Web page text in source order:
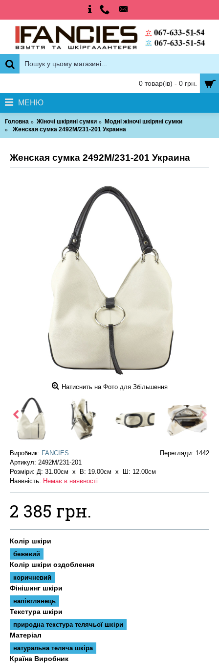
0 товар(ів) - 0 грн.
МЕНЮ
Головна Жіночі шкіряні сумки
Модні жіночі шкіряні сумки
Женская сумка 2492М/231-201 Украина
Женская сумка 2492М/231-201 Украина
Натиснить на Фото для Збільшення
Перегляди: 1442
Виробник: FANCIES
Артикул: 2492М/231-201
Розміри: Д: 31.00см х В: 19.00см x Ш: 12.00см
Наявність: Немає в наявності
2 385 грн.
Колір шкіри
бежевий
Колір шкіри оздоблення
коричневий
Фінішинг шкіри
напівглянець
Текстура шкіри
природна текстура телячьої шкіри
Матеріал
натуральна теляча шкіра
Країна Виробник